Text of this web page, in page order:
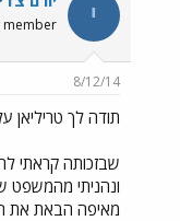
י member
8/12/14
תודה לך טריליאן
שבזכותה קראתי
ונהניתי
מאיפה הבאת את